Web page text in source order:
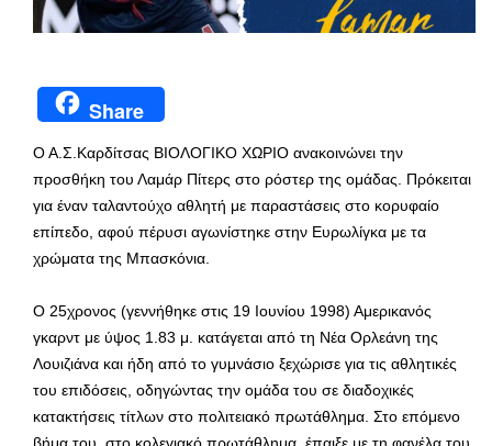
Share
Ο Α.Σ.Καρδίτσας ΒΙΟΛΟΓΙΚΟ ΧΩΡΙΟ ανακοινώνει την
προσθήκη του Λαμάρ Πίτερς στο ρόστερ της ομάδας. Πρόκειται
για έναν ταλαντούχο αθλητή με παραστάσεις στο κορυφαίο
επίπεδο, αφού πέρυσι αγωνίστηκε στην Ευρωλίγκα με τα
χρώματα της Μπασκόνια.
Ο 25χρονος (γεννήθηκε στις 19 Ιουνίου 1998) Αμερικανός
γκαρντ με ύψος 1.83 μ. κατάγεται από τη Νέα Ορλεάνη της
Λουιζιάνα και ήδη από το γυμνάσιο ξεχώρισε για τις αθλητικές
του επιδόσεις, οδηγώντας την ομάδα του σε διαδοχικές
κατακτήσεις τίτλων στο πολιτειακό πρωτάθλημα. Στο επόμενο